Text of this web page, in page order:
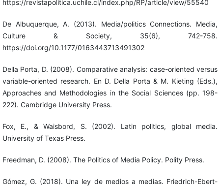
https://revistapolitica.uchile.cl/index.php/RP/article/view/55540
De Albuquerque, A. (2013). Media/politics Connections. Media,
Culture & Society, 35(6), 742-758.
https://doi.org/10.1177/0163443713491302
Della Porta, D. (2008). Comparative analysis: case-oriented versus
variable-oriented research. En D. Della Porta & M. Kieting (Eds.),
Approaches and Methodologies in the Social Sciences (pp. 198-
222). Cambridge University Press.
Fox, E., & Waisbord, S. (2002). Latin politics, global media.
University of Texas Press.
Freedman, D. (2008). The Politics of Media Policy. Polity Press.
Gómez, G. (2018). Una ley de medios a medias. Friedrich-Ebert-